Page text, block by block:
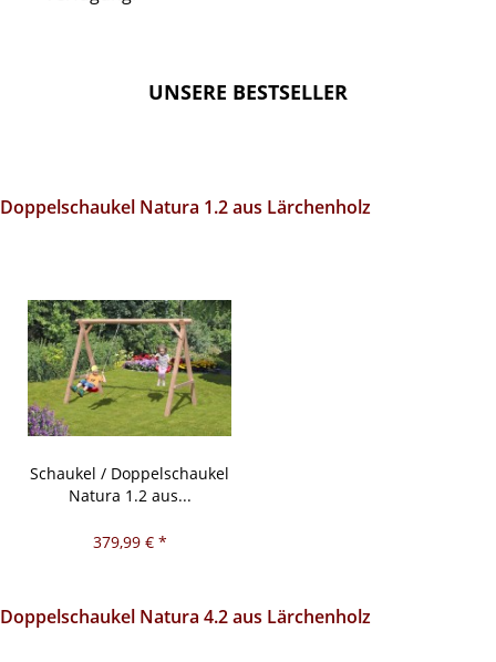
UNSERE BESTSELLER
Doppelschaukel Natura 1.2 aus Lärchenholz
Schaukel / Doppelschaukel
Natura 1.2 aus...
379,99 € *
Doppelschaukel Natura 4.2 aus Lärchenholz